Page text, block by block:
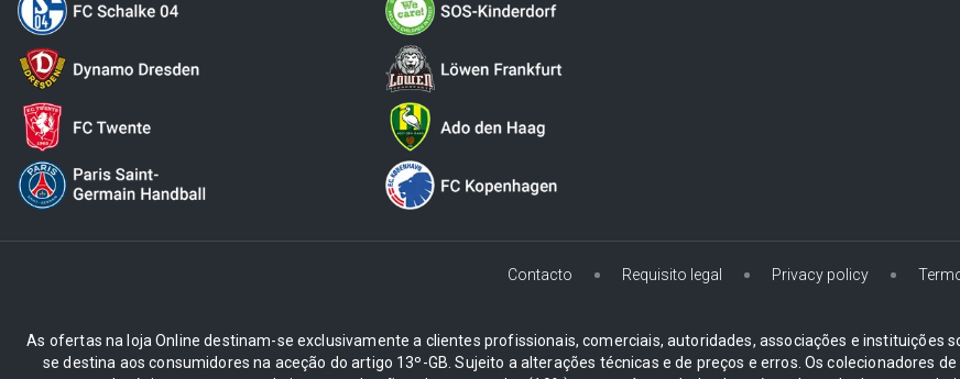
Contacto Requisito legal Privacy policy
As ofertas na loja Online destinam-se exclusivamente a clientes profissionais, comerciais, autoridades, associações e instituições
se destina aos consumidores na aceção do artigo 13º-GB. Sujeito a alterações técnicas e de preços e erros. Os colecionadores